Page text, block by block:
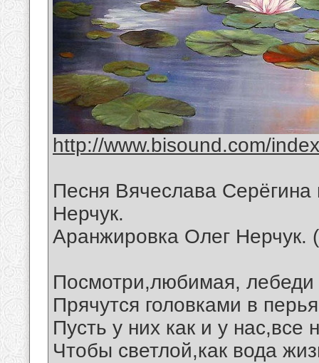
http://www.bisound.com/
Песня Вячеслава
Нерчук.
Аранжировка Олег Нерчук.
Посмотри,любимая, лебеди
Прячутся головками в
Пусть у них как и у нас,все
Чтобы светлой,как вода